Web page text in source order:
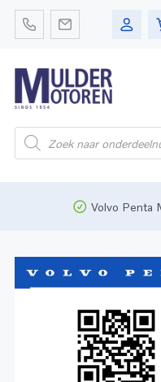
Onderdelen
Bedrijfsvaart
Volvo Penta